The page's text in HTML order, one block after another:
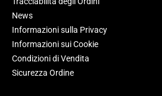
News
Informazioni sulla Privacy
Informazioni sui Cookie
Condizioni di Vendita
Sicurezza Ordine